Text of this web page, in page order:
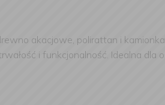
akacjowe, polirattan i
i funkcjonalność. Idealna dla